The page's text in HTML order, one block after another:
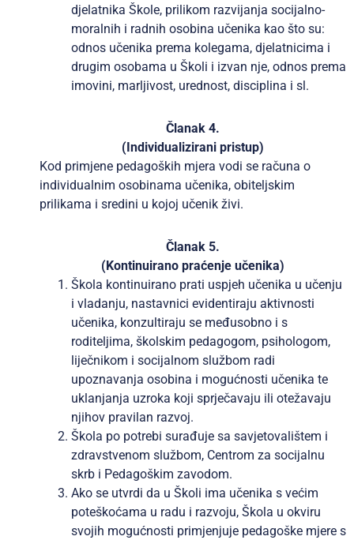
djelatnika Škole, prilikom razvijanja socijalno-
moralnih i radnih osobina učenika kao što su:
odnos učenika prema kolegama, djelatnicima i
drugim osobama u Školi i izvan nje, odnos prema
imovini, marljivost, urednost, disciplina i sl.
Članak 4.
(Individualizirani pristup)
Kod primjene pedagoških mjera vodi se računa o
individualnim osobinama učenika, obiteljskim
prilikama i sredini u kojoj učenik živi.
Članak 5.
(Kontinuirano praćenje učenika)
Škola kontinuirano prati uspjeh učenika u učenju
i vladanju, nastavnici evidentiraju aktivnosti
učenika, konzultiraju se međusobno i s
roditeljima, školskim pedagogom, psihologom,
liječnikom i socijalnom službom radi
upoznavanja osobina i mogućnosti učenika te
uklanjanja uzroka koji sprječavaju ili otežavaju
njihov pravilan razvoj.
Škola po potrebi surađuje sa savjetovalištem i
zdravstvenom službom, Centrom za socijalnu
skrb i Pedagoškim zavodom.
Ako se utvrdi da u Školi ima učenika s većim
poteškoćama u radu i razvoju, Škola u okviru
svojih mogućnosti primjenjuje pedagoške mjere s